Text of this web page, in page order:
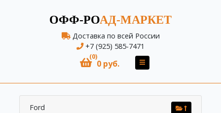
ОФФ-РОАД-МАРКЕТ
Доставка по всей России
+7 (925) 585-7471
(0)
0 руб.
Ford